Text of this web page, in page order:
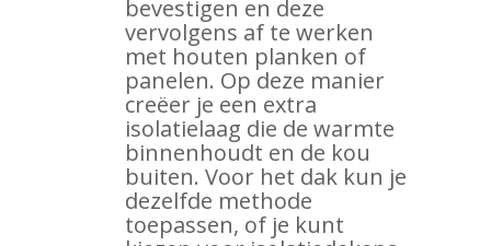
bevestigen en deze
vervolgens af te werken
met houten planken of
panelen. Op deze manier
creëer je een extra
isolatielaag die de warmte
binnenhoudt en de kou
buiten. Voor het dak kun je
dezelfde methode
toepassen, of je kunt